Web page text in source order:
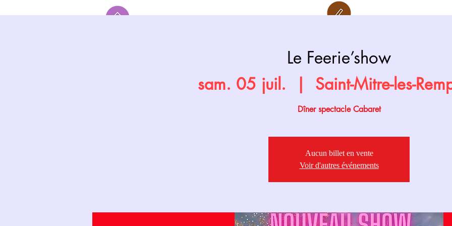
Le Feerie’show
sam. 05 juil. Saint-Mitre-les-
Dîner spectacle Cabaret
Aucun billet en vente
Voir d'autres événements